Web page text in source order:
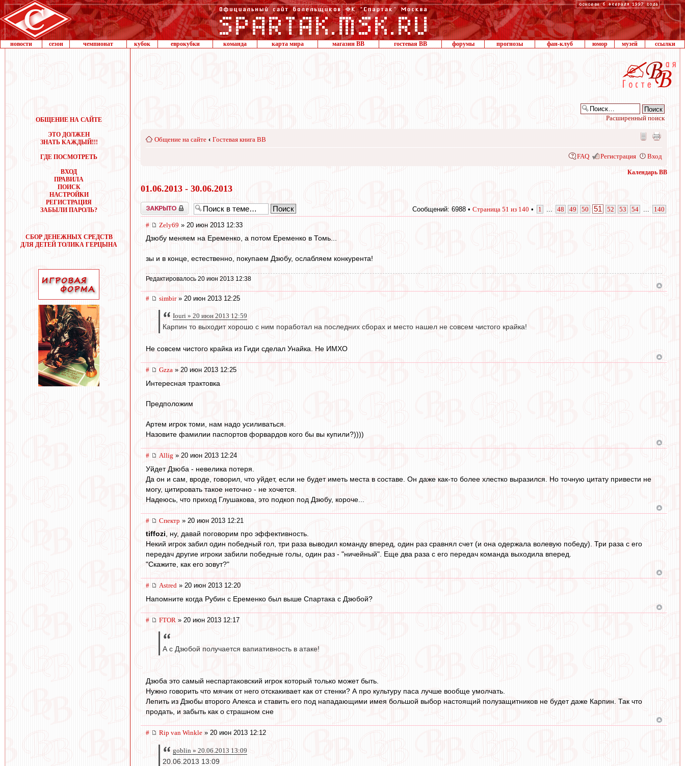
новости сезон чемпионат кубок еврокубки команда карта мира магазин ВВ гостевая ВВ форумы прогнозы фан-клуб юмор музей ссылки
ОБЩЕНИЕ НА САЙТЕ
ЭТО ДОЛЖЕН
ЗНАТЬ КАЖДЫЙ!!!
ГДЕ ПОСМОТРЕТЬ
ВХОД
ПРАВИЛА
ПОИСК
НАСТРОЙКИ
РЕГИСТРАЦИЯ
ЗАБЫЛИ ПАРОЛЬ?
СБОР ДЕНЕЖНЫХ СРЕДСТВ
ДЛЯ ДЕТЕЙ ТОЛИКА ГЕРЦЫНА
Расширенный поиск
Общение на сайте ‹ Гостевая книга ВВ
FAQ Регистрация Вход
Календарь ВВ
01.06.2013 - 30.06.2013
Закрыто Сообщений: 6988 • Страница 51 из 140 • 1 48 49 50 51 52 53 54 140
# Zely69 » 20 июн 2013 12:33
Дзюбу меняем на Еременко, а потом Еременко в Томь...
зы и в конце, естественно, покупаем Дзюбу, ослабляем конкурента!
Редактировалось 20 июн 2013 12:38
# simbir» 20 июн 2013 12:25
Iouri » 20 июн 2013 12:59
Карпин то выходит хорошо с ним поработал на последних сборах и место нашел не совсем чистого крайка!
Не совсем чистого крайка из Гиди сделал Унайка. Не ИМХО
# Gzza » 20 июн 2013 12:25
Интересная трактовка
Предположим
Артем игрок томи, нам надо усиливаться.
Назовите фамилии паспортов форвардов кого бы вы купили?))))
# Allig » 20 июн 2013 12:24
Уйдет Дзюба - невелика потеря.
Да он и сам, вроде, говорил, что уйдет, если не будет иметь места в составе. Он даже как-то более хлестко выразился. Но точную цитату привести не
могу, цитировать такое неточно - не хочется.
Надеюсь, что приход Глушакова, это подкоп под Дзюбу, короче...
# Спектр » 20 июн 2013 12:21
tiffozi , ну, давай поговорим про эффективность.
Некий игрок забил один победный гол, три раза выводил команду вперед, один раз сравнял счет (и она одержала волевую победу). Три раза с его
передач другие игроки забили победные голы, один раз - "ничейный". Еще два раза с его передач команда выходила вперед.
"Скажите, как его зовут?"
# Astred » 20 июн 2013 12:20
Напомните когда Рубин с Еременко был выше Спартака с Дзюбой?
# FTOR » 20 июн 2013 12:17
А с Дзюбой получается вапиативность в атаке!
Дзюба это самый неспартаковский игрок который только может быть.
Нужно говорить что мячик от него отскакивает как от стенки? А про культуру паса лучше вообще умолчать.
Лепить из Дзюбы второго Алекса и ставить его под нападающими имея большой выбор настоящий полузащитников не будет даже Карпин. Так что
продать, и забыть как о страшном сне
# Rip van Winkle » 20 июн 2013 12:12
goblin » 20.06.2013 13:09
20.06.2013 13:09